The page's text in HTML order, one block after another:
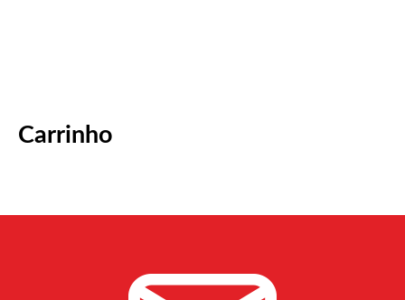
Carrinho